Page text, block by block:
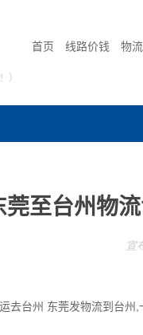
首页 线路价钱 物
）
至台州物
宣
去台州 东莞发物流到台州